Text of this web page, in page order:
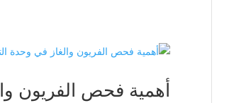
أهمية فحص الفريون